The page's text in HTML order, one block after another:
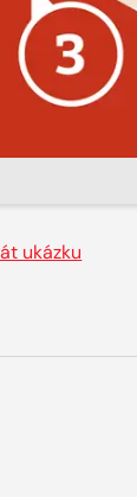
ukázku